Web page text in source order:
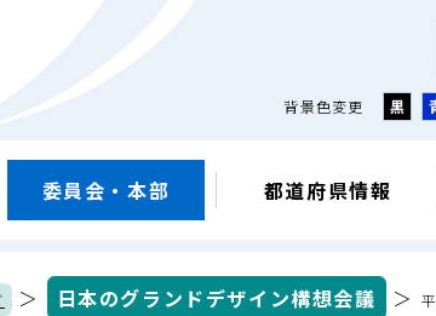
背景色変更 黒
委員会・本部 都道府県情報
＞ 日本のグランドデザイン構想会議 ＞